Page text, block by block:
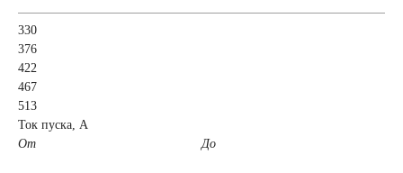
63 А/ч 64 А/ч
330
376
422
467
513
Ток пуска, А
От
До